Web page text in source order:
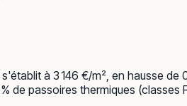
à 3 146 €/m², en hausse
de passoires thermiques (classes